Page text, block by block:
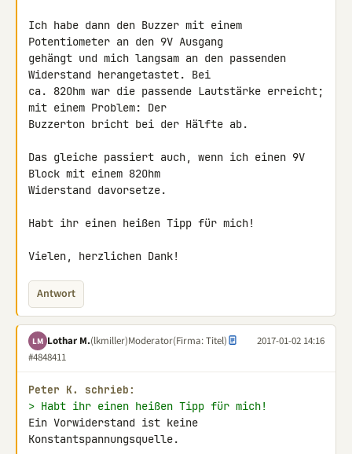
Ich habe dann den Buzzer mit einem
Potentiometer an den 9V Ausgang
gehängt und mich langsam an den passenden
Widerstand herangetastet. Bei
ca. 82Ohm war die passende Lautstärke erreicht;
mit einem Problem: Der
Buzzerton bricht bei der Hälfte ab.
Das gleiche passiert auch, wenn ich einen 9V
Block mit einem 82Ohm
Widerstand davorsetze.
Habt ihr einen heißen Tipp für mich!
Vielen, herzlichen Dank!
Antwort
LM Lothar M.(lkmiller)Moderator(Firma: Titel)
2017-01-02 14:16
#4848411
Peter K. schrieb:
> Habt ihr einen heißen Tipp für mich!
Ein Vorwiderstand ist keine
Konstantspannungsquelle.